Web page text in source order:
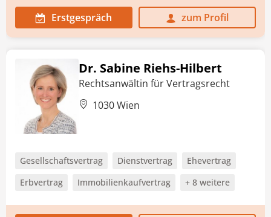
Erstgespräch zum Profil
Dr. Sabine Riehs-Hilbert
Rechtsanwältin für Vertragsrecht
1030 Wien
Gesellschaftsvertrag Dienstvertrag
Ehevertrag
Erbvertrag
Immobilienkaufvertrag + 8 weitere